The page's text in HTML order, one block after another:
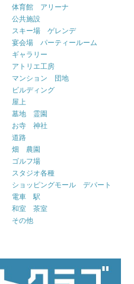
体育館 アリーナ
公共施設
スキー場 ゲレンデ
宴会場 パーティールーム
ギャラリー
アトリエ工房
マンション 団地
ビルディング
屋上
墓地 霊園
お寺 神社
道路
畑 農園
ゴルフ場
スタジオ各種
ショッピングモール デパート
電車 駅
和室 茶室
その他